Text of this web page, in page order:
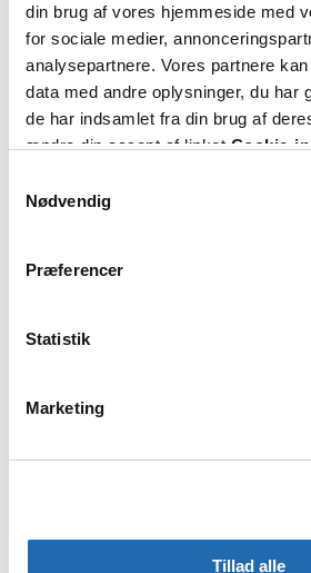
din brug af vores hjemmeside med
for sociale medier,
analysepartnere. Vores partnere
data med andre oplysninger, du har
de har indsamlet fra din brug af
ændre din accept af linketCookie-
Nødvendig
Præferencer
Statistik
Marketing
Tillad alle
Nogle af kahytterne er udstyret
ekstrasenge, der kan slås ned,
fire personer.
Kahyttens størrelse: 10-17 m².
Størrelsen varierer fra skib til
Galleri